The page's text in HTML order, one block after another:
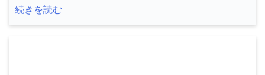
続きを読む